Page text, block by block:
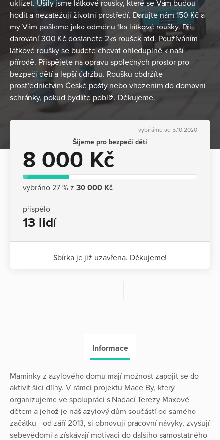
uklízet. Ušily jsme látkové roušky, které se Vám budou
hodit a nezatěžují životní prostředí. Darujte nám 150 Kč a
my Vám pošleme jako odměnu 1ks látkové roušky. Při
darování 300 Kč dostanete 2ks roušek atd. Používáním
látkové roušky se budete chovat ohleduplně k naší
přírodě. Přispějete na opravu společných prostor pro
bezpečí dětí a lepší údržbu. Roušku obdržíte
prostřednictvím České pošty nebo vhozením do domovní
schránky, pokud bydlíte poblíž. Děkujeme.
vybíráme od 5.10.2020
Šijeme pro bezpečí dětí
8 000 Kč
vybráno 27 % z 30 000 Kč
přispělo
13 lidí
Sbírka je již uzavřena. Děkujeme!
Informace
Maminky z azylového domu mají možnost zapojit se do
aktivit šicí dílny. V rámci projektu Made By, který
organizujeme ve spolupráci s Nadací Terezy Maxové
dětem a jehož je náš azylový dům součástí od samého
začátku - od září 2013, si obnovují pracovní návyky, zvyšují
sebevědomí a získávají motivaci do dalšího samostatného